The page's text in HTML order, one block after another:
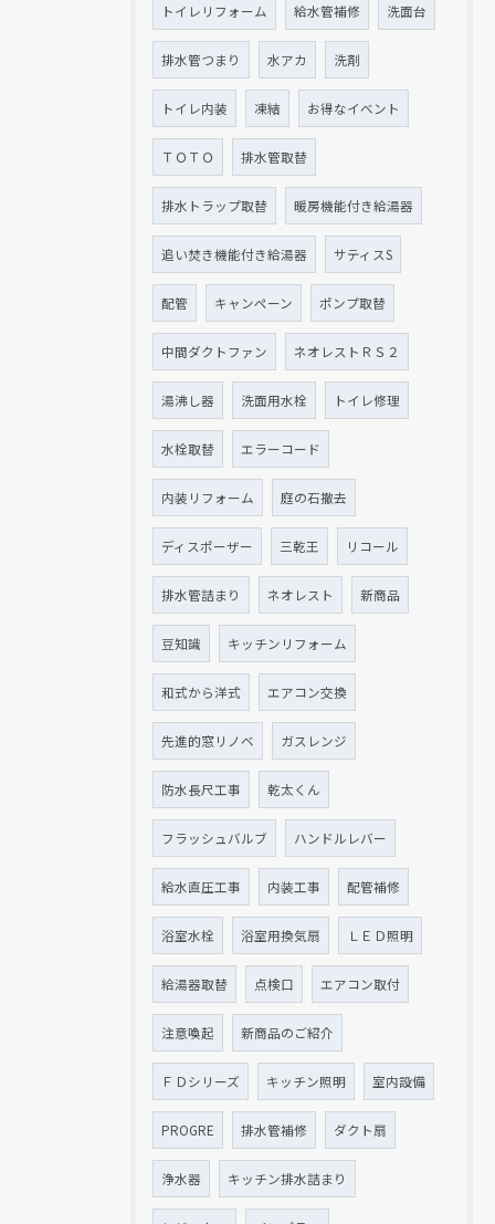
トイレリフォーム 給水管補修 洗面台
排水管つまり 水アカ 洗剤
トイレ内装 凍結 お得なイベント
ＴＯＴＯ 排水管取替
排水トラップ取替 暖房機能付き給湯器
追い焚き機能付き給湯器 サティスS
配管 キャンペーン ポンプ取替
中間ダクトファン ネオレストＲＳ２
湯沸し器 洗面用水栓 トイレ修理
水栓取替 エラーコード
内装リフォーム 庭の石撤去
ディスポーザー 三乾王 リコール
排水管詰まり ネオレスト 新商品
豆知識 キッチンリフォーム
和式から洋式 エアコン交換
先進的窓リノベ ガスレンジ
防水長尺工事 乾太くん
フラッシュバルブ ハンドルレバー
給水直圧工事 内装工事 配管補修
浴室水栓 浴室用換気扇 ＬＥＤ照明
給湯器取替 点検口 エアコン取付
注意喚起 新商品のご紹介
ＦＤシリーズ キッチン照明 室内設備
PROGRE 排水管補修 ダクト扇
浄水器 キッチン排水詰まり